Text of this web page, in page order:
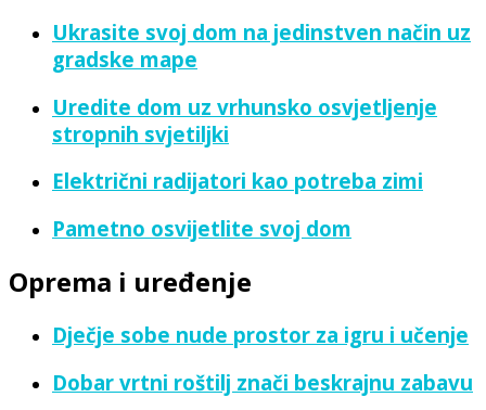
Ukrasite svoj dom na jedinstven način uz
gradske mape
Uredite dom uz vrhunsko osvjetljenje
stropnih svjetiljki
Električni radijatori kao potreba zimi
Pametno osvijetlite svoj dom
Oprema i uređenje
Dječje sobe nude prostor za igru i učenje
Dobar vrtni roštilj znači beskrajnu zabavu